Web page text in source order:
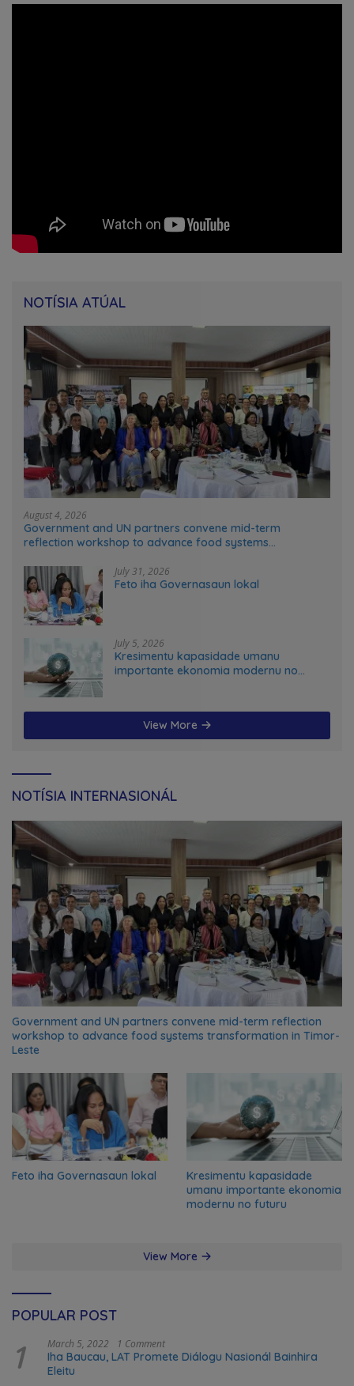
NOTÍSIA ATÚAL
August 4, 2026
Government and UN partners convene mid-term
reflection workshop to advance food systems
July 31, 2026
Feto iha Governasaun lokal
July 5, 2026
Kresimentu kapasidade umanu
importante ekonomia modernu no
View More
NOTÍSIA INTERNASIONÁL
Government and UN partners convene mid-term reflection
workshop to advance food systems transformation in Timor-
Leste
Feto iha Governasaun lokal
Kresimentu kapasidade
umanu importante ekonomia
modernu no futuru
View More
POPULAR POST
1 March 5, 2022 1 Comment
Iha Baucau, LAT Promete Diálogu Nasionál Bainhira
Eleitu